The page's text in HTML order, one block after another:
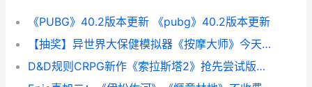
《PUBG》40.2版本更新 《pubg》40.2版本更新
【抽奖】异世界大保健模拟器《按摩大师》今天正式登陆Steam 异世界抽奖无双
D&D规则CRPG新作《索拉斯塔2》抢先尝试版现已推出 drc规则有哪些